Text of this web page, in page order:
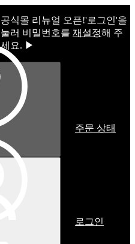
공식몰 리뉴얼 오픈!ㅤ'로그인'을
눌러 비밀번호를 재설정해 주
세요. ▶
주문 상태
로그인